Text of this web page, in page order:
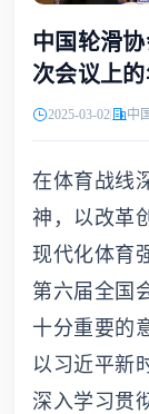
中国轮滑
次会议上
2025-03-02 中
在体育战线
神，以改革
现代化体育
第六届全国
十分重要的
以习近平新
深入学习贯